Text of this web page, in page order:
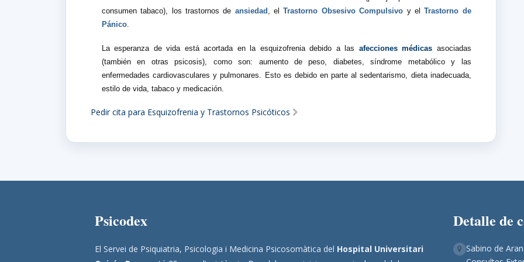
consumen tabaco), los trastornos de ansiedad , elTrastorno Obsesivo Compulsivo y elTrastorno de
Pánico.
La esperanza de vida está acortada en la esquizofrenia debido a las afecciones médicas asociadas
(también en otras psicosis), como son: aumento de peso, diabetes, síndrome metabólico y las
enfermedades cardiovasculares y pulmonares. Esto es debido en parte al sedentarismo, dieta inadecuada,
estilo de vida, tabaco y medicación.
Pedir cita para Esquizofrenia y Trastornos Psicóticos
Psicodex
El Servei de Psiquiatria, Psicologia i Medicina Psicosomàtica del Hospital Universitari
Detalle de
Sabino de